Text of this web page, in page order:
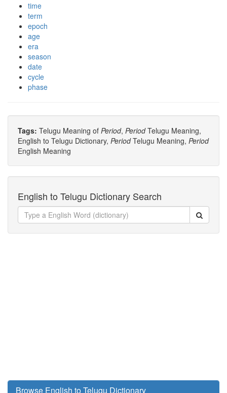
time
term
epoch
age
era
season
date
cycle
phase
Tags: Telugu Meaning of Period, PeriodTelugu Meaning,
English to Telugu Dictionary, PeriodTelugu Meaning, Period
English Meaning
English to Telugu Dictionary Search
Browse English to Telugu Dictionary